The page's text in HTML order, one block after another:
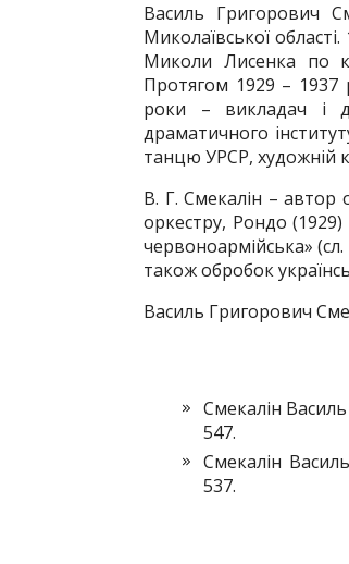
Василь Григорович
Миколаївської
Миколи Лисенка по
Протягом 1929 – 1937
роки – викладач і
драматичного
танцю УРСР, художній
В. Г. Смекалін – автор
оркестру, Рондо
червоноармійська»
також обробок
Василь Григорович
Смекалін
547.
Смекалін
537.